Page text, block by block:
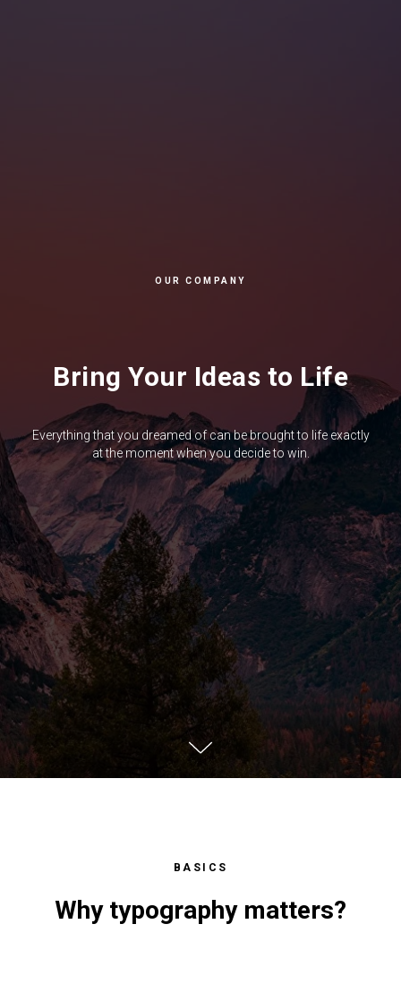
OUR COMPANY
Bring Your Ideas to Life
Everything that you dreamed of can be brought to life exactly
at the moment when you decide to win.
BASICS
Why typography matters?